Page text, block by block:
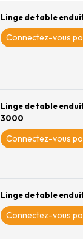
Linge de table
Connectez-vous
Linge de table
3000
Connectez-vous
Linge de table
Connectez-vous